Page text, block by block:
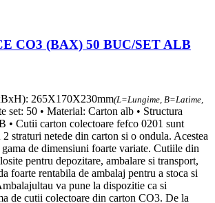
CO3 (BAX) 50 BUC/SET ALB
265X170X230mm(L=Lungime, B=Latime,
set: 50 • Material: Carton alb • Structura
• Cutii carton colectoare fefco 0201 sunt
straturi netede din carton si o ondula. Acestea
de dimensiuni foarte variate. Cutiile din
pentru depozitare, ambalare si transport,
foarte rentabila de ambalaj pentru a stoca si
va pune la dispozitie ca si
de cutii colectoare din carton CO3. De la